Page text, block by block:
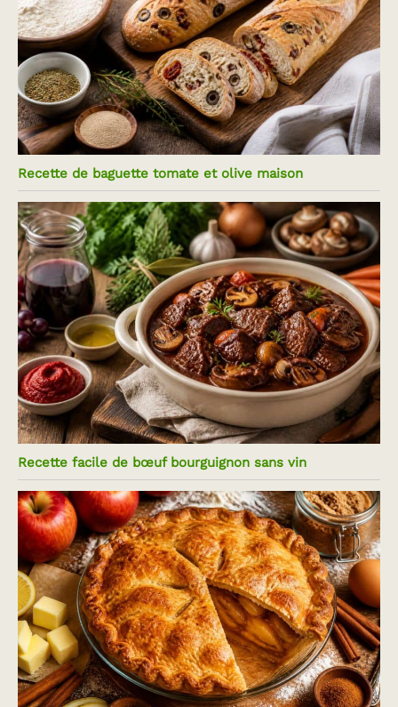
Recette de baguette tomate et olive maison
Recette facile de bœuf bourguignon sans vin